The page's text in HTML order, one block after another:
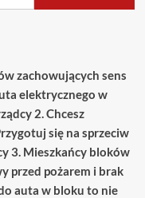
zachowujących sens
elektrycznego w
2. Chcesz
się na sprzeciw
3. Mieszkańcy bloków
przed pożarem i brak
auta w bloku to nie